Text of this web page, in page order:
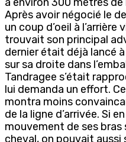
Après avoir négocié le
un coup d’oeil à
trouvait son principal
dernier était déjà lancé
sur sa droite dans
Tandragee s’était
lui demanda un effort.
montra moins
de la ligne d’arrivée. Si
mouvement de ses bras
cheval, on pouvait aussi